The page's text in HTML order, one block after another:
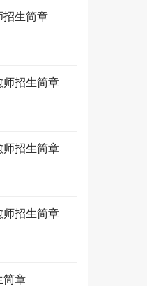
招生简章
师招生简章
师招生简章
师招生简章
简章